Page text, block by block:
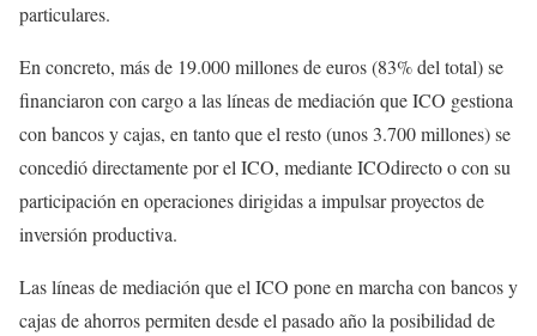
particulares.
En concreto, más de 19.000 millones de euros (83% del total) se
financiaron con cargo a las líneas de mediación que ICO gestiona
con bancos y cajas, en tanto que el resto (unos 3.700 millones) se
concedió directamente por el ICO, mediante ICOdirecto o con su
participación en operaciones dirigidas a impulsar proyectos de
inversión productiva.
Las líneas de mediación que el ICO pone en marcha con bancos y
cajas de ahorros permiten desde el pasado año la posibilidad de